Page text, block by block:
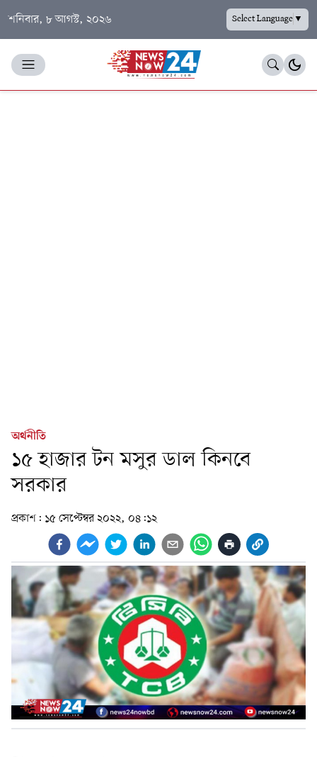
শনিবার, ৮ আগস্ট, ২০২৬ Select Language▼
অর্থনীতি
১৫ হাজার টন মসুর ডাল কিনবে
সরকার
প্রকাশ: ১৫ সেপ্টেম্বর ২০২২, ০৪:১২